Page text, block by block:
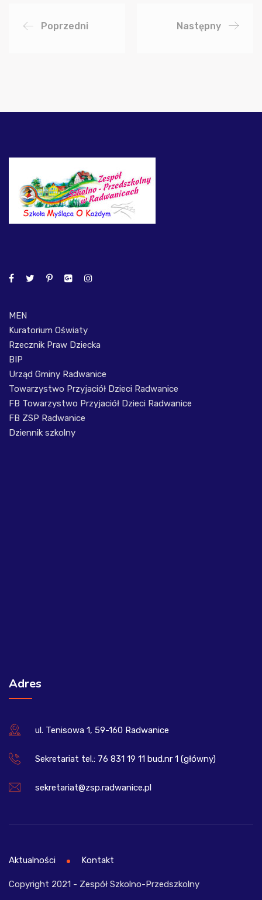
Poprzedni Następny
MEN
Kuratorium Oświaty
Rzecznik Praw Dziecka
BIP
Urząd Gminy Radwanice
Towarzystwo Przyjaciół Dzieci Radwanice
FB Towarzystwo Przyjaciół Dzieci Radwanice
FB ZSP Radwanice
Dziennik szkolny
Adres
ul. Tenisowa 1, 59-160 Radwanice
Sekretariat tel.: 76 831 19 11 bud.nr 1 (główny)
sekretariat@zsp.radwanice.pl
Copyright 2021 - Zespół Szkolno-Przedszkolny
Aktualności Kontakt